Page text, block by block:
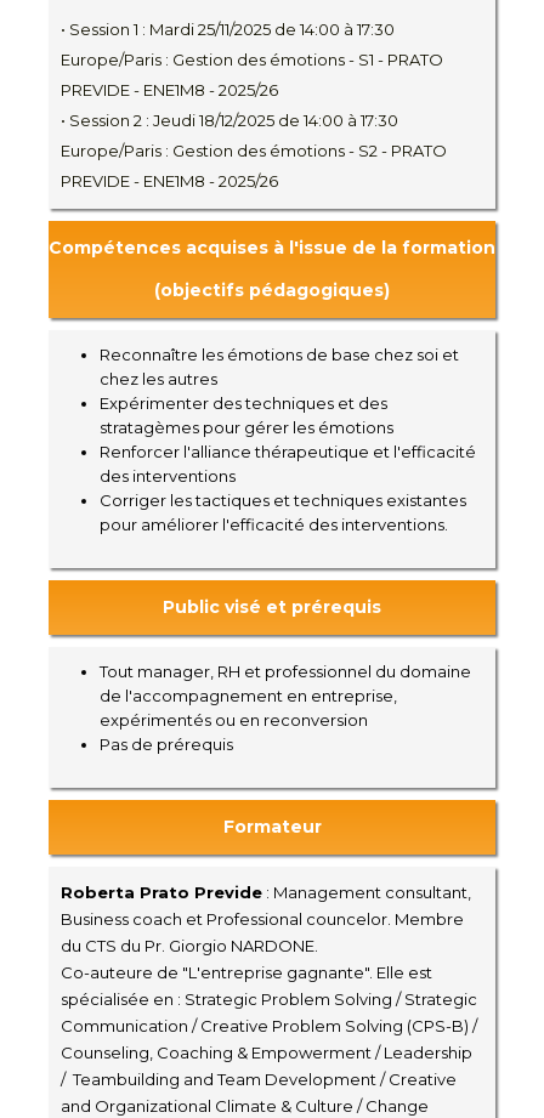
• Session 1 : Mardi 25/11/2025 de 14:00 à 17:30
Europe/Paris : Gestion des émotions - S1 - PRATO
PREVIDE - ENE1M8 - 2025/26
• Session 2 : Jeudi 18/12/2025 de 14:00 à 17:30
Europe/Paris : Gestion des émotions - S2 - PRATO
PREVIDE - ENE1M8 - 2025/26
Compétences acquises à l'issue de la formation
(objectifs pédagogiques)
Reconnaître les émotions de base chez soi et
chez les autres
Expérimenter des techniques et des
stratagèmes pour gérer les émotions
Renforcer l'alliance thérapeutique et l'efficacité
des interventions
Corriger les tactiques et techniques existantes
pour améliorer l'efficacité des interventions.
Public visé et prérequis
Tout manager, RH et professionnel du domaine
de l'accompagnement en entreprise,
expérimentés ou en reconversion
Pas de prérequis
Formateur
Roberta Prato Previde : Management consultant,
Business coach et Professional councelor. Membre
du CTS du Pr. Giorgio NARDONE.
Co-auteure de "L'entreprise gagnante". Elle est
spécialisée en : Strategic Problem Solving / Strategic
Communication / Creative Problem Solving (CPS-B) /
Counseling, Coaching & Empowerment / Leadership
/ Teambuilding and Team Development / Creative
and Organizational Climate & Culture / Change